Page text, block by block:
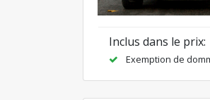
Inclus dans le prix:
Exemption de